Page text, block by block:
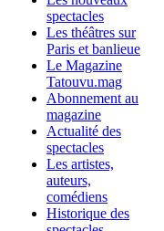
spectacles
Les théâtres sur
Paris et banlieue
Le Magazine
Tatouvu.mag
Abonnement au
magazine
Actualité des
spectacles
Les artistes,
auteurs,
comédiens
Historique des